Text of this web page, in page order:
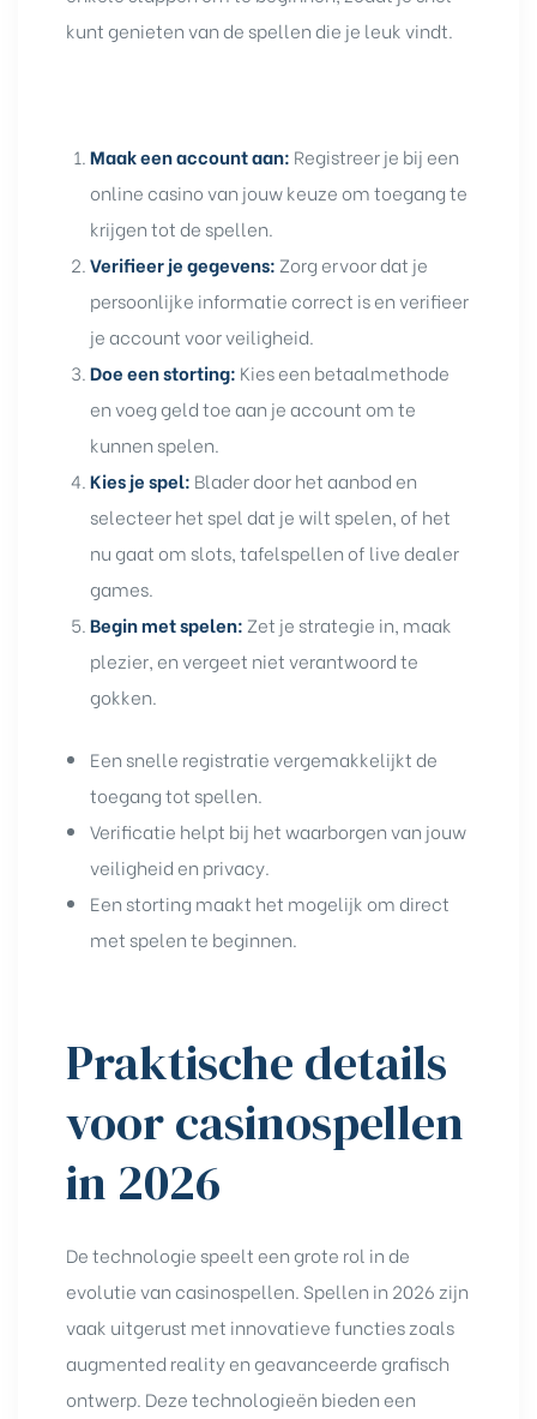
kunt genieten van de spellen die je leuk vindt.
Maak een account aan: Registreer je bij een
online casino van jouw keuze om toegang te
krijgen tot de spellen.
Verifieer je gegevens: Zorg ervoor dat je
persoonlijke informatie correct is en verifieer
je account voor veiligheid.
Doe een storting: Kies een betaalmethode
en voeg geld toe aan je account om te
kunnen spelen.
Kies je spel: Blader door het aanbod en
selecteer het spel dat je wilt spelen, of het
nu gaat om slots, tafelspellen of live dealer
games.
Begin met spelen: Zet je strategie in, maak
plezier, en vergeet niet verantwoord te
gokken.
Een snelle registratie vergemakkelijkt de
toegang tot spellen.
Verificatie helpt bij het waarborgen van jouw
veiligheid en privacy.
Een storting maakt het mogelijk om direct
met spelen te beginnen.
Praktische details
voor casinospellen
in 2026
De technologie speelt een grote rol in de
evolutie van casinospellen. Spellen in 2026 zijn
vaak uitgerust met innovatieve functies zoals
augmented reality en geavanceerde grafisch
ontwerp. Deze technologieën bieden een